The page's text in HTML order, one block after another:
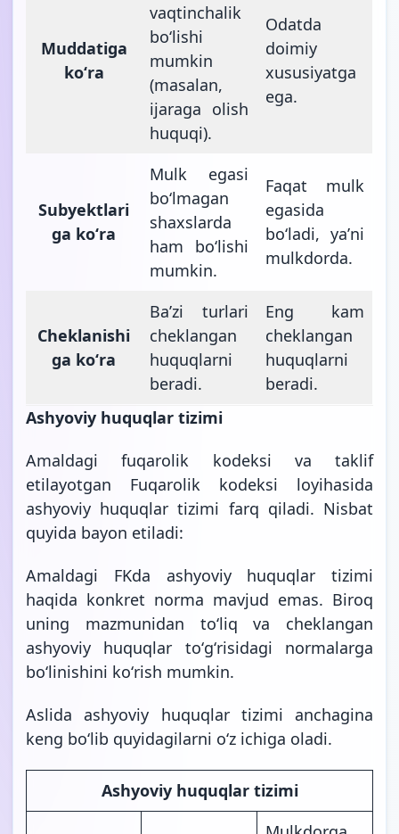
Muddatiga
koʻra
vaqtinchalik
boʻlishi
mumkin
(masalan,
ijaraga olish
huquqi).
Odatda
doimiy
xususiyatga
ega.
Subyektlari
ga koʻra
Mulk egasi
boʻlmagan
shaxslarda
ham boʻlishi
mumkin.
Faqat mulk
egasida
boʻladi, yaʼni
mulkdorda.
Cheklanishi
ga koʻra
Baʼzi turlari
cheklangan
huquqlarni
beradi.
Eng kam
cheklangan
huquqlarni
beradi.
Ashyoviy huquqlar tizimi
Amaldagi fuqarolik kodeksi va taklif
etilayotgan Fuqarolik kodeksi loyihasida
ashyoviy huquqlar tizimi farq qiladi. Nisbat
quyida bayon etiladi:
Amaldagi FKda ashyoviy huquqlar tizimi
haqida konkret norma mavjud emas. Biroq
uning mazmunidan toʻliq va cheklangan
ashyoviy huquqlar toʻgʻrisidagi normalarga
boʻlinishini koʻrish mumkin.
Aslida ashyoviy huquqlar tizimi anchagina
keng boʻlib quyidagilarni oʻz ichiga oladi.
Ashyoviy huquqlar tizimi